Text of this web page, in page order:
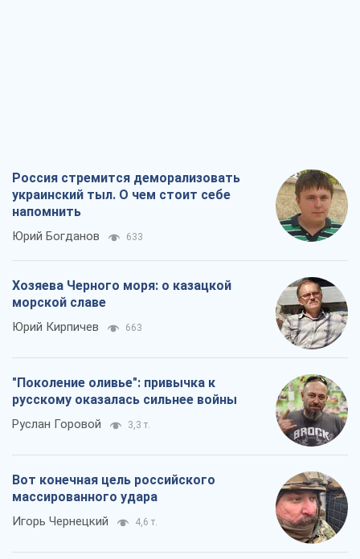
Россия стремится деморализовать
украинский тыл. О чем стоит себе
напомнить
Юрий Богданов 633
Хозяева Черного моря: о казацкой
морской славе
Юрий Кирпичев 663
"Поколение оливье": привычка к
русскому оказалась сильнее войны
Руслан Горовой 3,3 т.
Вот конечная цель российского
массированного удара
Игорь Чернецкий 4,6 т.